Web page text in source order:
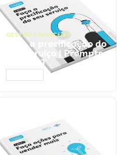
GESTÃO FINANCEIRA
Faça a precificação do
seu serviço | Prompts
ChatGPT